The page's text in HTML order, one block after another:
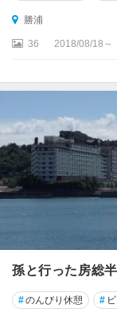
勝浦
36 2018/08/18～
孫と行った房総
#のんびり休憩 #